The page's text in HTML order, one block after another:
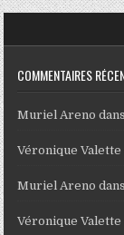
COMMENTAIRES
Muriel Areno
Véronique Valette
Muriel Areno
Véronique Valette